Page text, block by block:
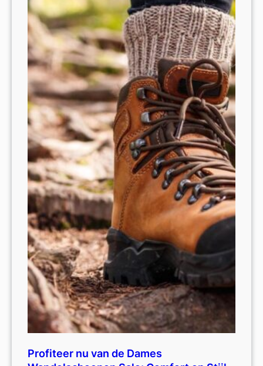
Profiteer nu van de Dames